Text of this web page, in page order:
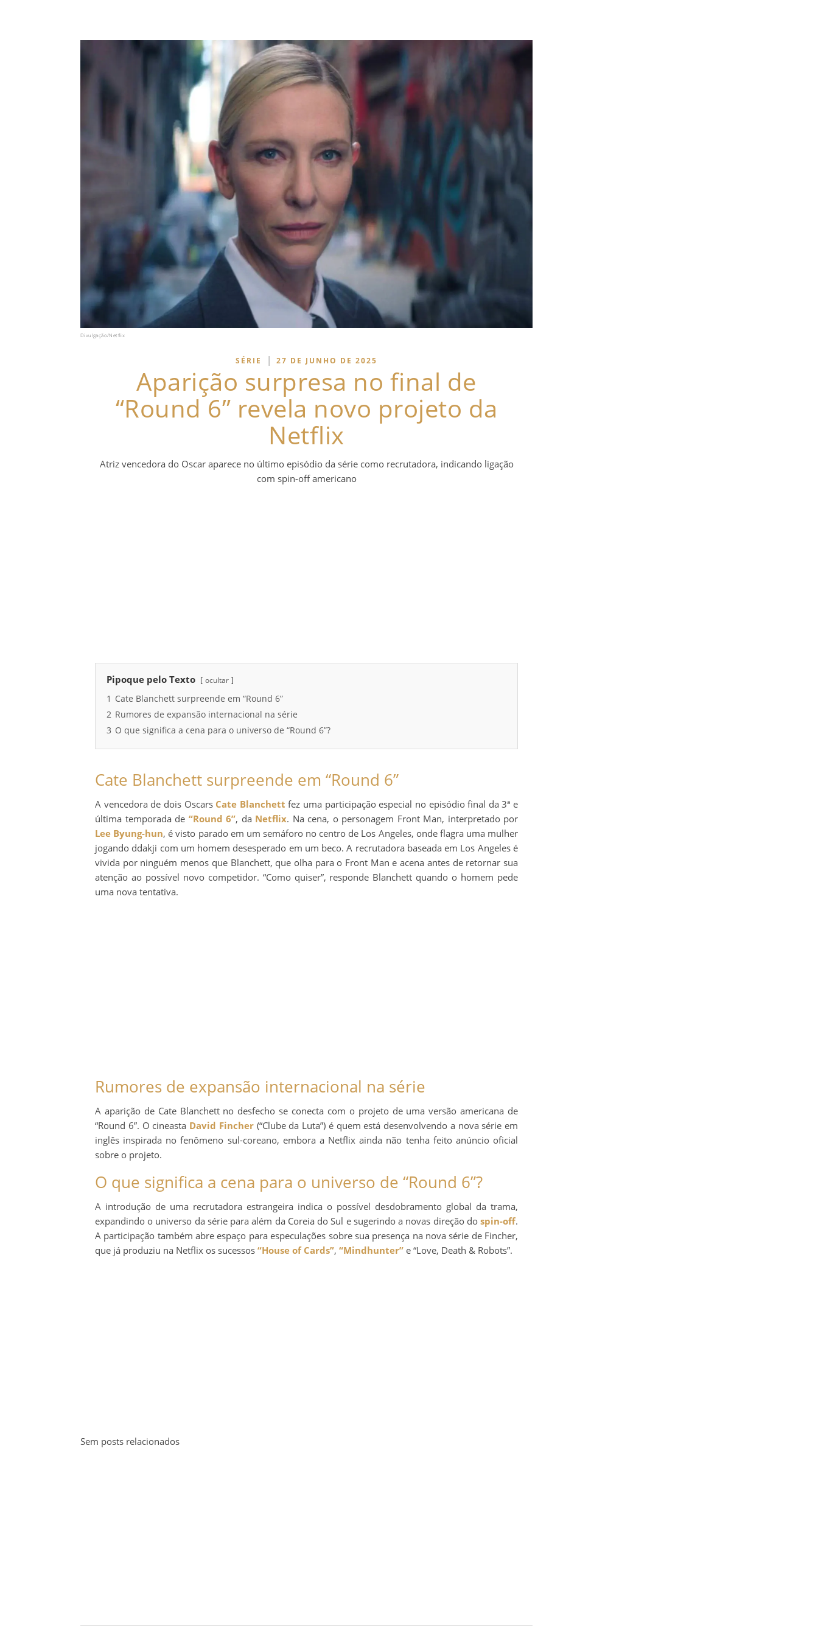
Divulgação/Netflix
SÉRIE | 27 DE JUNHO DE 2025
Aparição surpresa no final de
“Round 6” revela novo projeto da
Netflix
Atriz vencedora do Oscar aparece no último episódio da série como recrutadora, indicando ligação
com spin-off americano
Pipoque pelo Texto ocultar
1 Cate Blanchett surpreende em “Round 6”
2 Rumores de expansão internacional na série
3 O que significa a cena para o universo de “Round 6”?
Cate Blanchett surpreende em “Round 6”
A vencedora de dois Oscars Cate Blanchett fez uma participação especial no episódio final da 3ª e
última temporada de “Round 6”, da Netflix. Na cena, o personagem Front Man, interpretado por
Lee Byung-hun, é visto parado em um semáforo no centro de Los Angeles, onde flagra uma mulher
jogando ddakji com um homem desesperado em um beco. A recrutadora baseada em Los Angeles é
vivida por ninguém menos que Blanchett, que olha para o Front Man e acena antes de retornar sua
atenção ao possível novo competidor. “Como quiser”, responde Blanchett quando o homem pede
uma nova tentativa.
Rumores de expansão internacional na série
A aparição de Cate Blanchett no desfecho se conecta com o projeto de uma versão americana de
“Round 6”. O cineasta David Fincher(“Clube da Luta”) é quem está desenvolvendo a nova série em
inglês inspirada no fenômeno sul-coreano, embora a Netflix ainda não tenha feito anúncio oficial
sobre o projeto.
O que significa a cena para o universo de “Round 6”?
A introdução de uma recrutadora estrangeira indica o possível desdobramento global da trama,
expandindo o universo da série para além da Coreia do Sul e sugerindo a novas direção do spin-off.
A participação também abre espaço para especulações sobre sua presença na nova série de Fincher,
que já produziu na Netflix os sucessos “House of Cards”, “Mindhunter” e “Love, Death & Robots”.
Sem posts relacionados